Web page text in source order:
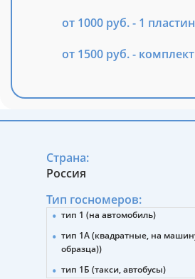
от 1000 руб. - 1
от 1500 руб. -
Страна:
Россия
Тип госномеров:
тип 1 (на автомобиль)
тип 1А (квадратные, на
образца))
тип 1Б (такси, автобусы)